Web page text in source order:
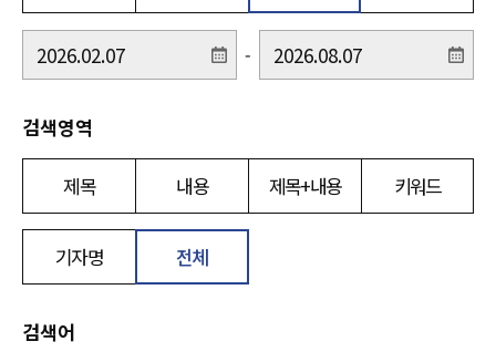
-
검색영역
제목 내용 제목+내용 키워드
기자명 전체
검색어